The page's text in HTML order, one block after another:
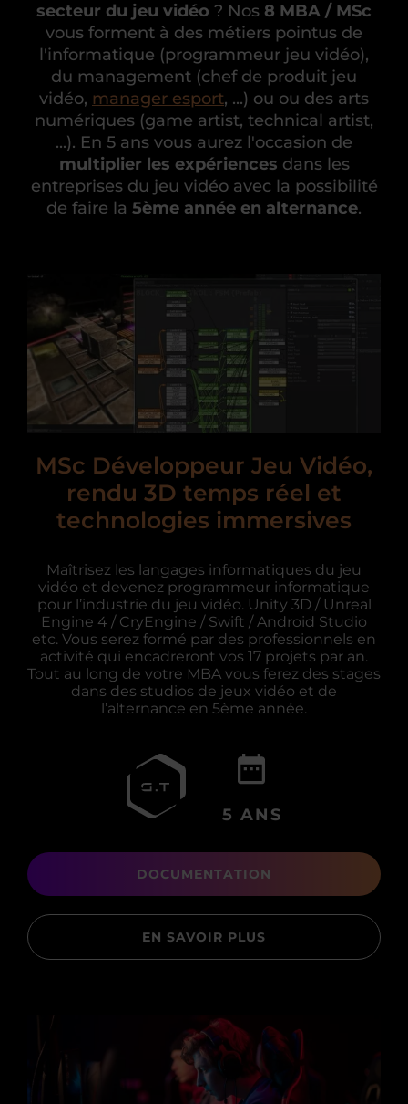
secteur du jeu vidéo ? Nos 8 MBA / MSc
vous forment à des métiers pointus de
l'informatique (programmeur jeu vidéo),
du management (chef de produit jeu
vidéo, manager esport, ...) ou ou des arts
numériques (game artist, technical artist,
...). En 5 ans vous aurez l'occasion de
multiplier les expériences dans les
entreprises du jeu vidéo avec la possibilité
de faire la 5ème année en alternance.
MSc Développeur Jeu Vidéo,
rendu 3D temps réel et
technologies immersives
Maîtrisez les langages informatiques du jeu
vidéo et devenez programmeur informatique
pour l’industrie du jeu vidéo. Unity 3D / Unreal
Engine 4 / CryEngine / Swift / Android Studio
etc. Vous serez formé par des professionnels en
activité qui encadreront vos 17 projets par an.
Tout au long de votre MBA vous ferez des stages
dans des studios de jeux vidéo et de
l’alternance en 5ème année.
5 ANS
DOCUMENTATION
EN SAVOIR PLUS